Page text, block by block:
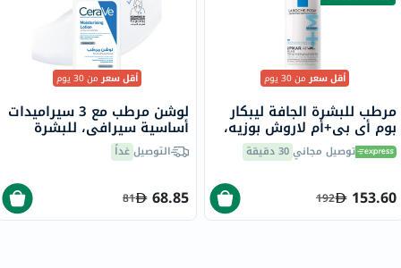
أقل سعرمن 30 يوم
مرطب للبشرة الجافة ليبكار
بوم أي بي+أم لاروش بوزيه،
400 مل توصيل مجاني30 دقيقة
153.60
192
أقل سعرمن 30 يوم
لوشن مرطب مع 3 سيراميدات
أساسية سيرافي، للبشرة
العادية والجافة، 236 مل
التوصيلغداً
68.85
81